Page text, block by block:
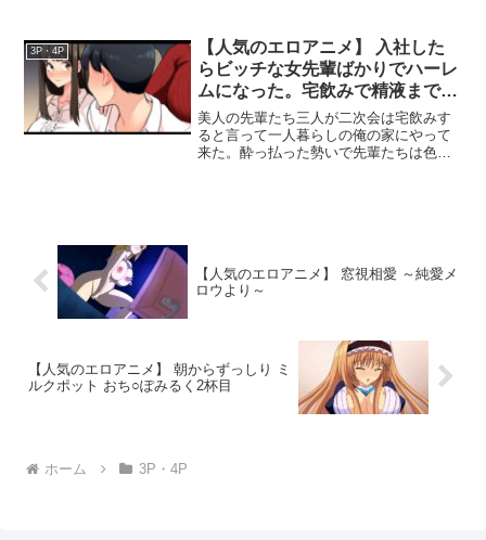
弾】は終了しました。特典動画を取得で
きる条件を満たしたお客様については、
2025年6月20日（金）頃までを目安に購
入済み商品（動画）へ特典動画を自動で
付与させていただきます。追加日時は前
後する場合があり、追加時に個別の連絡
は行いません。※特典情報などの詳細は
こちら---------------------------------------------------
3P・4P
【人気のエロアニメ】 入社した
らビッチな女先輩ばかりでハーレ
ムになった。宅飲みで精液まで飲
み干されることになった僕の話。
美人の先輩たち三人が二次会は宅飲みす
ると言って一人暮らしの俺の家にやって
来た。酔っ払った勢いで先輩たちは色々
叶野莉愛（かのうりあ）先輩と、成瀬怜
（なるせれい）先輩が俺ん家で宅飲みを
ら断る理由なんて1個も見当たらない！四
人で宅飲みはじめたら、酔っぱらった莉
愛先輩が「胡桃と大野でセックスしろ」
なんてノリノリで命令してきて、チャン
ス到来！？憧れの野咲胡桃先輩、僕は野
【人気のエロアニメ】 窓視相愛 ～純愛メ
ロウより～
【人気のエロアニメ】 朝からずっしり ミ
ルクポット おち○ぽみるく2杯目
ホーム 3P・4P